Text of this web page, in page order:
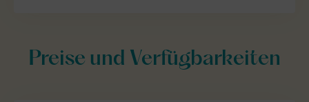
Preise und Verfügbarkeiten